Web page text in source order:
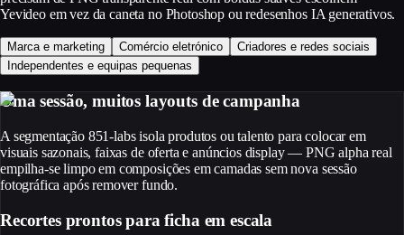
Yevideo em vez da caneta no Photoshop ou redesenhos IA generativos.
Marca e marketing Comércio eletrónico
Criadores e redes sociais
Independentes e equipas pequenas
Uma sessão, muitos layouts de campanha
A segmentação 851-labs isola produtos ou talento para colocar em
visuais sazonais, faixas de oferta e anúncios display — PNG alpha real
empilha-se limpo em composições em camadas sem nova sessão
fotográfica após remover fundo.
Recortes prontos para ficha em escala